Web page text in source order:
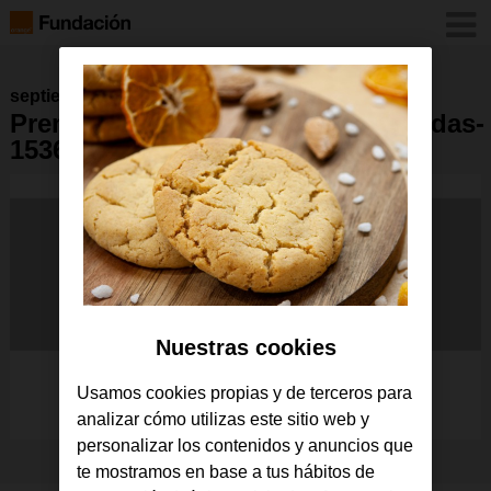
septiembre 2025
Premio_mujerytecnologia_premiadas-
1536×864-1
Nuestras cookies
Usamos cookies propias y de terceros para
analizar cómo utilizas este sitio web y
personalizar los contenidos y anuncios que
te mostramos en base a tus hábitos de